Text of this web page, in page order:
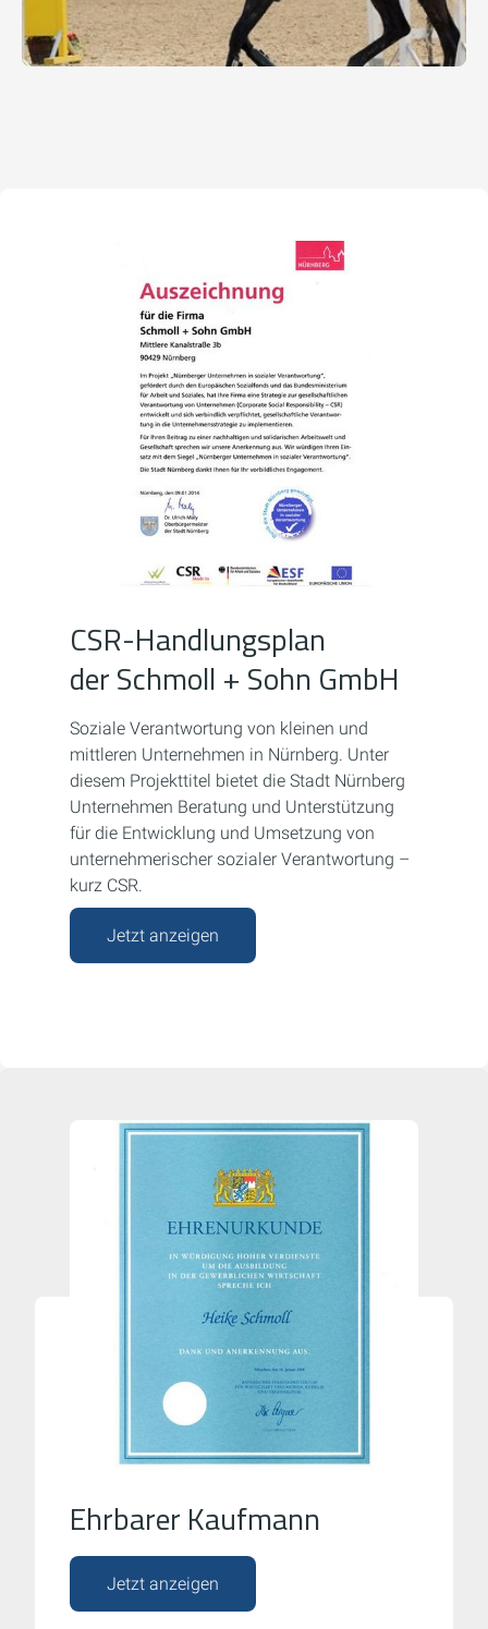
CSR-Handlungsplan
der Schmoll + Sohn GmbH
Soziale Verantwortung von kleinen und
mittleren Unternehmen in Nürnberg. Unter
diesem Projekttitel bietet die Stadt Nürnberg
Unternehmen Beratung und Unterstützung
für die Entwicklung und Umsetzung von
unternehmerischer sozialer Verantwortung –
kurz CSR.
Jetzt anzeigen
Ehrbarer Kaufmann
Jetzt anzeigen